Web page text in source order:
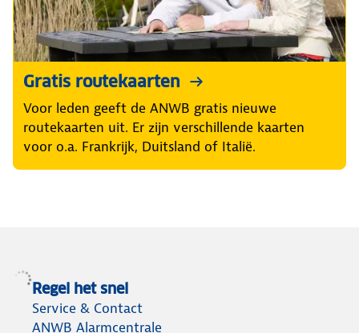
Gratis routekaarten
Voor leden geeft de ANWB gratis nieuwe
routekaarten uit. Er zijn verschillende kaarten
voor o.a. Frankrijk, Duitsland of Italië.
Regel het snel
Service & Contact
ANWB Alarmcentrale